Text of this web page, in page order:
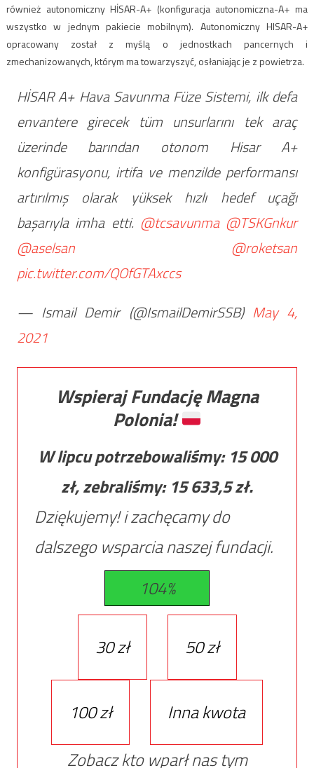
również autonomiczny HİSAR-A+ (konfiguracja autonomiczna-A+ ma
wszystko w jednym pakiecie mobilnym). Autonomiczny HISAR-A+
opracowany został z myślą o jednostkach pancernych i
zmechanizowanych, którym ma towarzyszyć, osłaniając je z powietrza.
HİSAR A+ Hava Savunma Füze Sistemi, ilk defa
envantere girecek tüm unsurlarını tek araç
üzerinde barından otonom Hisar A+
konfigürasyonu, irtifa ve menzilde performansı
artırılmış olarak yüksek hızlı hedef uçağı
başarıyla imha etti. @tcsavunma @TSKGnkur
@aselsan
@roketsan
pic.twitter.com/QOfGTAxccs
— Ismail Demir (@IsmailDemirSSB) May 4,
2021
Wspieraj Fundację Magna
Polonia!
W lipcu potrzebowaliśmy: 15 000
zł, zebraliśmy: 15 633,5zł.
Dziękujemy! i zachęcamy do
dalszego wsparcia naszej fundacji.
104%
30 zł 50 zł
100 zł
Inna kwota
Zobacz kto wparł nas tym